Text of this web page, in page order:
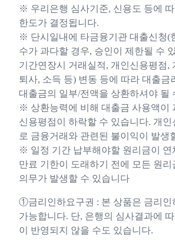
※ 우리은행 심사기준, 신용도 등에
한도가 결정됩니다.
※ 단시일내에 타금융기관 대출신청(
수가 과다할 경우, 승인이 제한될 수
기간연장시 거래실적, 개인신용평점,
퇴사, 소득 등) 변동 등에 따라 대출금
대출금의 일부/전액을 상환하셔야 될
※ 상환능력에 비해 대출금 사용액이
신용평점이 하락할 수 있습니다. 개인
로 금융거래와 관련된 불이익이 발생
※ 일정 기간 납부해야할 원리금이 연
만료 기한이 도래하기 전에 모든 원
의무가 발생할 수 있습니다
①금리인하요구권 : 본 상품은 금리인
가능합니다. 단, 은행의 심사결과에
이 반영되지 않을 수도 있습니다.